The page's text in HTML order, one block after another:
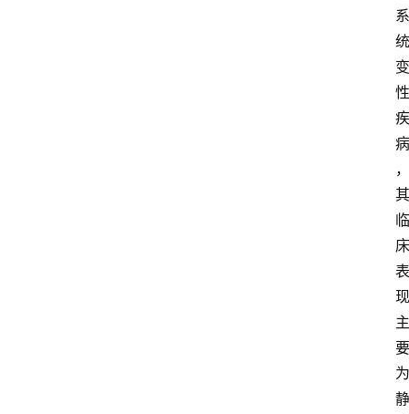
系
统
变
性
疾
病
，
其
临
床
表
现
主
要
为
静